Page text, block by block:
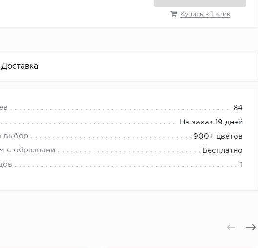
Купить в 1 клик
Доставка
84
На заказ 19 дней
выбор 900+ цветов
с образцами Бесплатно